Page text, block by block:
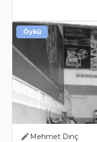
Mehmet Dinç
Öykü